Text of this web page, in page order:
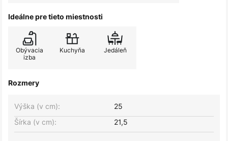
Ideálne pre tieto miestnosti
Obývacia
izba
Kuchyňa Jedáleň
Rozmery
Šírka (v cm): 21,5
Výška (v cm): 25